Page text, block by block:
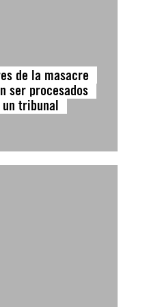
de la masacre
ser procesados
tribunal